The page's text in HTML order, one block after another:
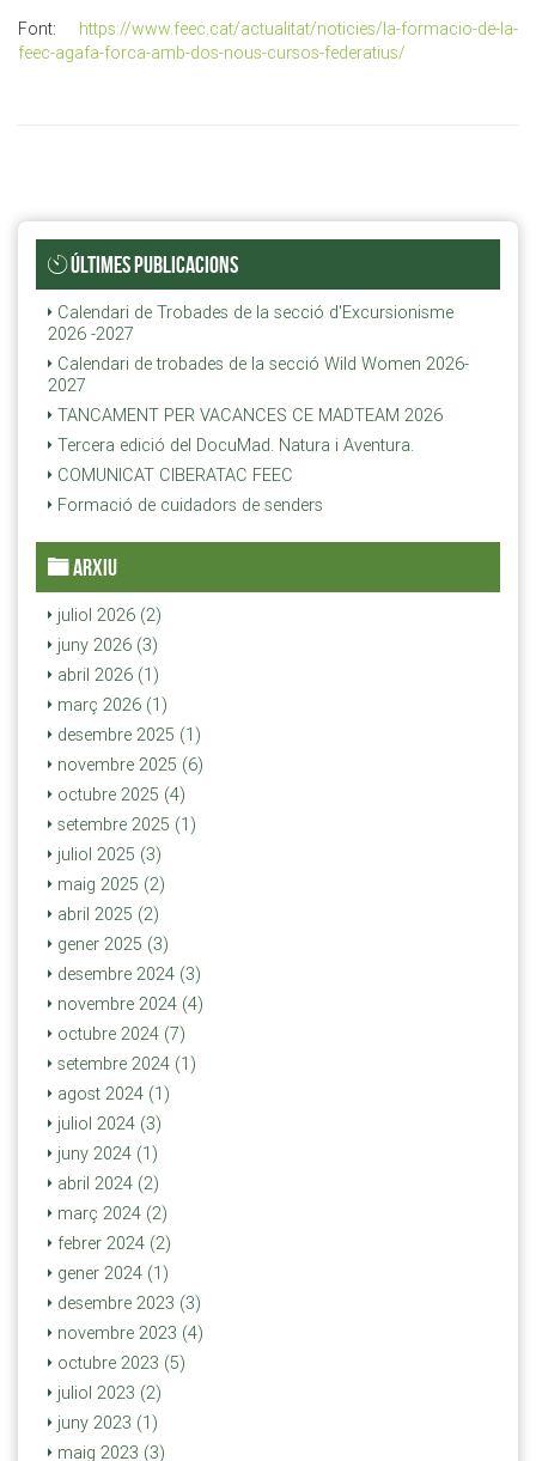
Font: https://www.feec.cat/actualitat/noticies/la-formacio-de-la-
feec-agafa-forca-amb-dos-nous-cursos-federatius/
ÚLTIMES PUBLICACIONS
Calendari de Trobades de la secció d'Excursionisme
2026 -2027
Calendari de trobades de la secció Wild Women 2026-
2027
TANCAMENT PER VACANCES CE MADTEAM 2026
Tercera edició del DocuMad. Natura i Aventura.
COMUNICAT CIBERATAC FEEC
Formació de cuidadors de senders
ARXIU
juliol 2026 (2)
juny 2026 (3)
abril 2026 (1)
març 2026 (1)
desembre 2025 (1)
novembre 2025 (6)
octubre 2025 (4)
setembre 2025 (1)
juliol 2025 (3)
maig 2025 (2)
abril 2025 (2)
gener 2025 (3)
desembre 2024 (3)
novembre 2024 (4)
octubre 2024 (7)
setembre 2024 (1)
agost 2024 (1)
juliol 2024 (3)
juny 2024 (1)
abril 2024 (2)
març 2024 (2)
febrer 2024 (2)
gener 2024 (1)
desembre 2023 (3)
novembre 2023 (4)
octubre 2023 (5)
juliol 2023 (2)
juny 2023 (1)
maig 2023 (3)